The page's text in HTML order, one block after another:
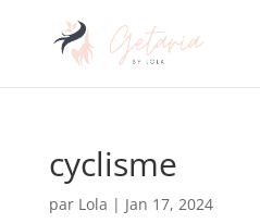
cyclisme
par Lola | Jan 17, 2024